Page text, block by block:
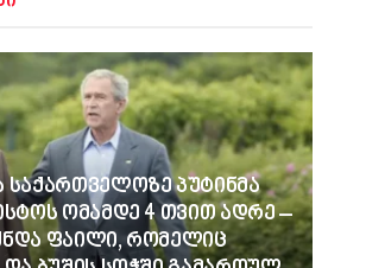
საქართველოზე პუტინმა
ომამდე 4 თვით ადრე –
ფაილი, რომელიც